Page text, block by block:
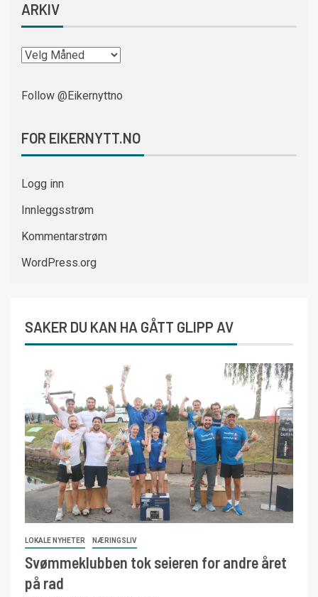
ARKIV
Follow @Eikernyttno
FOR EIKERNYTT.NO
Logg inn
Innleggsstrøm
Kommentarstrøm
WordPress.org
SAKER DU KAN HA GÅTT GLIPP AV
LOKALE NYHETER NÆRINGSLIV
Svømmeklubben tok seieren for andre året
på rad